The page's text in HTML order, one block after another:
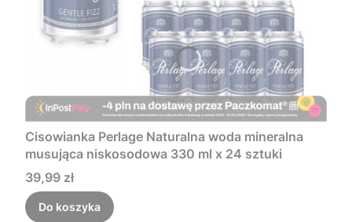
Cisowianka Perlage Naturalna woda mineralna
musująca niskosodowa 330 ml x 24 sztuki
Cena
39,99 zł
Do koszyka